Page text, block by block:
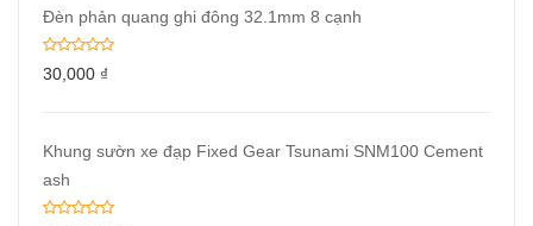
Đèn phản quang ghi đông 32.1mm 8 cạnh
30,000 ₫
Khung sườn xe đạp Fixed Gear Tsunami SNM100 Cement
ash